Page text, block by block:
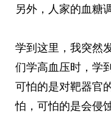
另外，人家的血糖
学到这里，我突然
们学高血压时，学
可怕的是对靶器官
怕，可怕的是会侵